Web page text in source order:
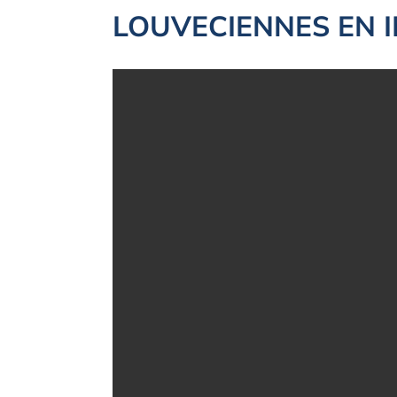
LOUVECIENNES EN